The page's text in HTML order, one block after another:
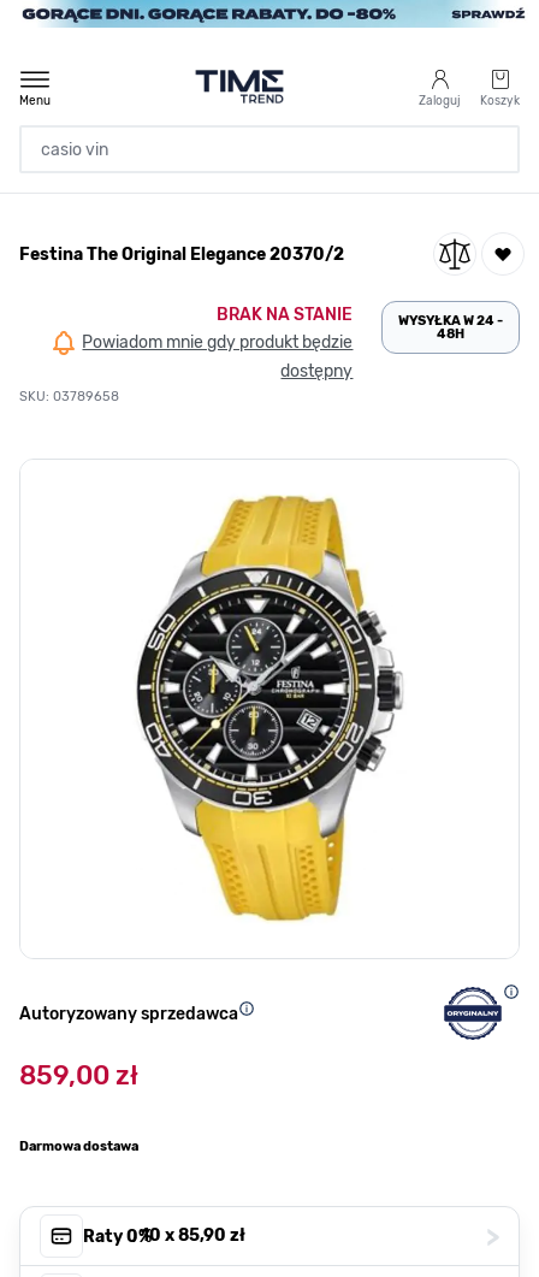
Przejdź do treści
Zaloguj Koszyk
Menu
/ Festina The Original Elegance 20370/2
Festina The Original Elegance 20370/2
BRAK NA STANIE
Powiadom mnie gdy produkt będzie
dostępny
SKU: 03789658
WYSYŁKA W 24 -
48H
Autoryzowany sprzedawca
859,00 zł
Darmowa dostawa
Raty 0%, 10 x85,90 zł >